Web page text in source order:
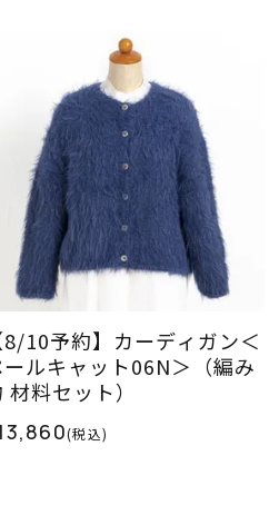
8/10予約】カーディガン＜
ールキャット06N＞（編み
材料セット）
(税込)